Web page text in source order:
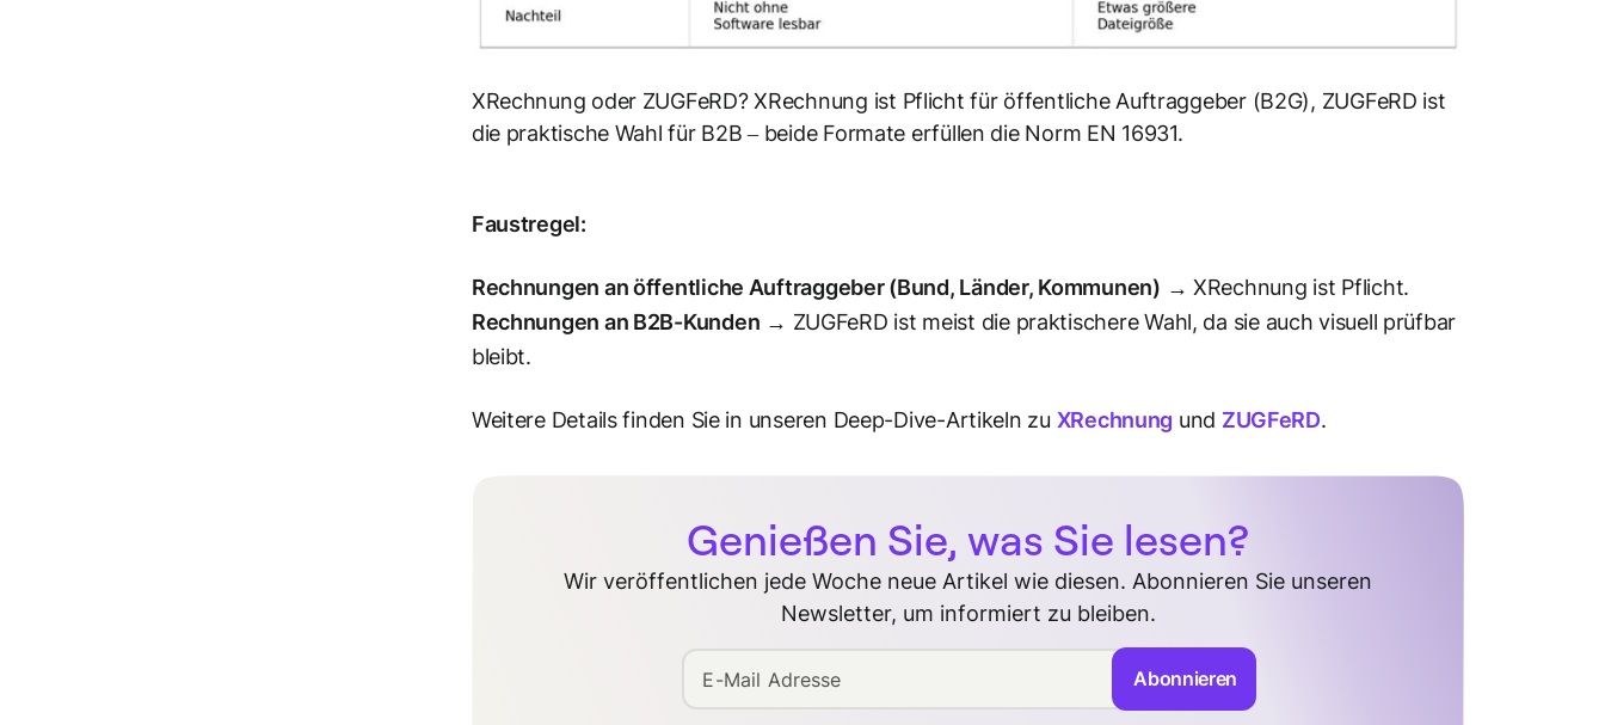
XRechnung oder ZUGFeRD? XRechnung ist Pflicht für öffentliche Auftraggeber (B2G), ZUGFeRD ist
die praktische Wahl für B2B – beide Formate erfüllen die Norm EN 16931.
Faustregel:
Rechnungen an öffentliche Auftraggeber (Bund, Länder, Kommunen) → XRechnung ist Pflicht.
Rechnungen an B2B-Kunden → ZUGFeRD ist meist die praktischere Wahl, da sie auch visuell prüfbar
bleibt.
Weitere Details finden Sie in unseren Deep-Dive-Artikeln zu XRechnung und ZUGFeRD.
Genießen Sie, was Sie lesen?
Wir veröffentlichen jede Woche neue Artikel wie diesen. Abonnieren Sie unseren
Newsletter, um informiert zu bleiben.
E-Mail Adresse Abonnieren